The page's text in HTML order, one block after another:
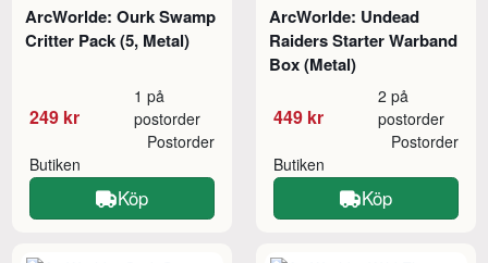
ArcWorlde: Ourk Swamp
Critter Pack (5, Metal)
249 kr
1 på
postorder
Butiken
Postorder
Köp
ArcWorlde: Undead
Raiders Starter Warband
Box (Metal)
449 kr
2 på
postorder
Butiken
Postorder
Köp